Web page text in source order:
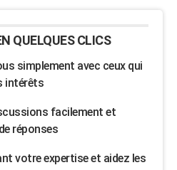
QUELQUES CLICS
simplement avec ceux qui
intérêts
facilement et
réponses
votre expertise et aidez les